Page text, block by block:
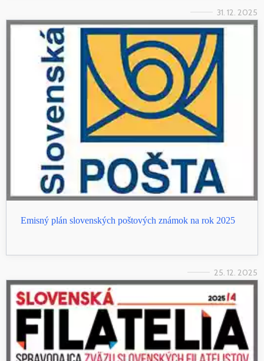
31. 12. 2025
Emisný plán slovenských poštových známok na rok 2025
25. 12. 2025